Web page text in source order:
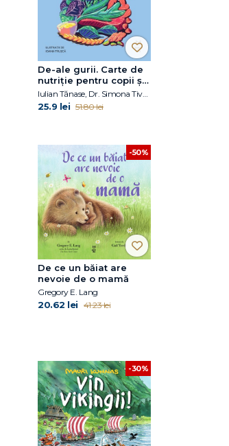
De-ale gurii. Carte de
nutriție pentru copii și
părinți
Iulian Tănase, Dr. Simona Tivadar
25.9 lei 51.80 lei
-50%
De ce un băiat are
nevoie de o mamă
Gregory E. Lang
20.62 lei 41.23 lei
-30%